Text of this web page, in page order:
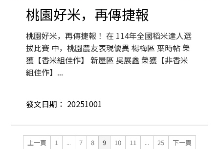
桃園好米，再傳捷報
桃園好米，再傳捷報！ 在 114年全國稻米達人選
拔比賽 中，桃園農友表現優異 楊梅區 葉時帖 榮
獲【香米組佳作】 新屋區 吳展鑫 榮獲【非香米
組佳作】...
發文日期： 20251001
上一頁 1 ... 7 8 9 10 11 ... 25 下一頁